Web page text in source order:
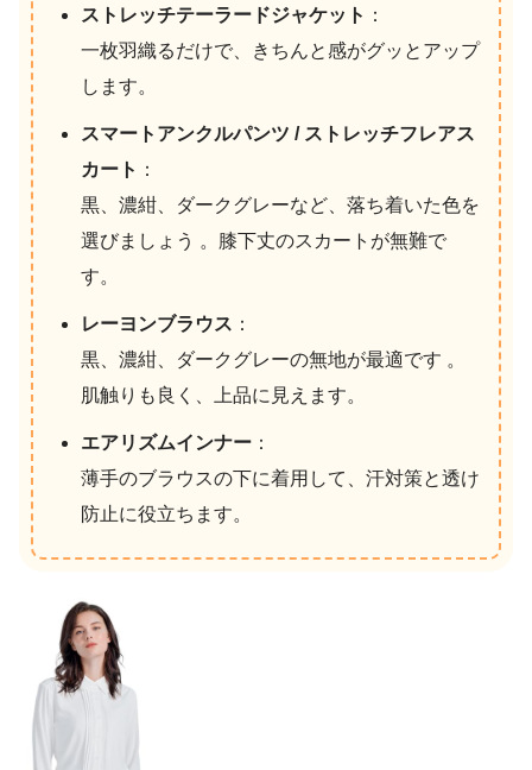
ストレッチテーラードジャケット ：
一枚羽織るだけで、きちんと感がグッとアップ
します。
スマートアンクルパンツ / ストレッチフレアス
カート ：
黒、濃紺、ダークグレーなど、落ち着いた色を
選びましょう 。膝下丈のスカートが無難で
す。
レーヨンブラウス ：
黒、濃紺、ダークグレーの無地が最適です 。
肌触りも良く、上品に見えます。
エアリズムインナー ：
薄手のブラウスの下に着用して、汗対策と透け
防止に役立ちます。